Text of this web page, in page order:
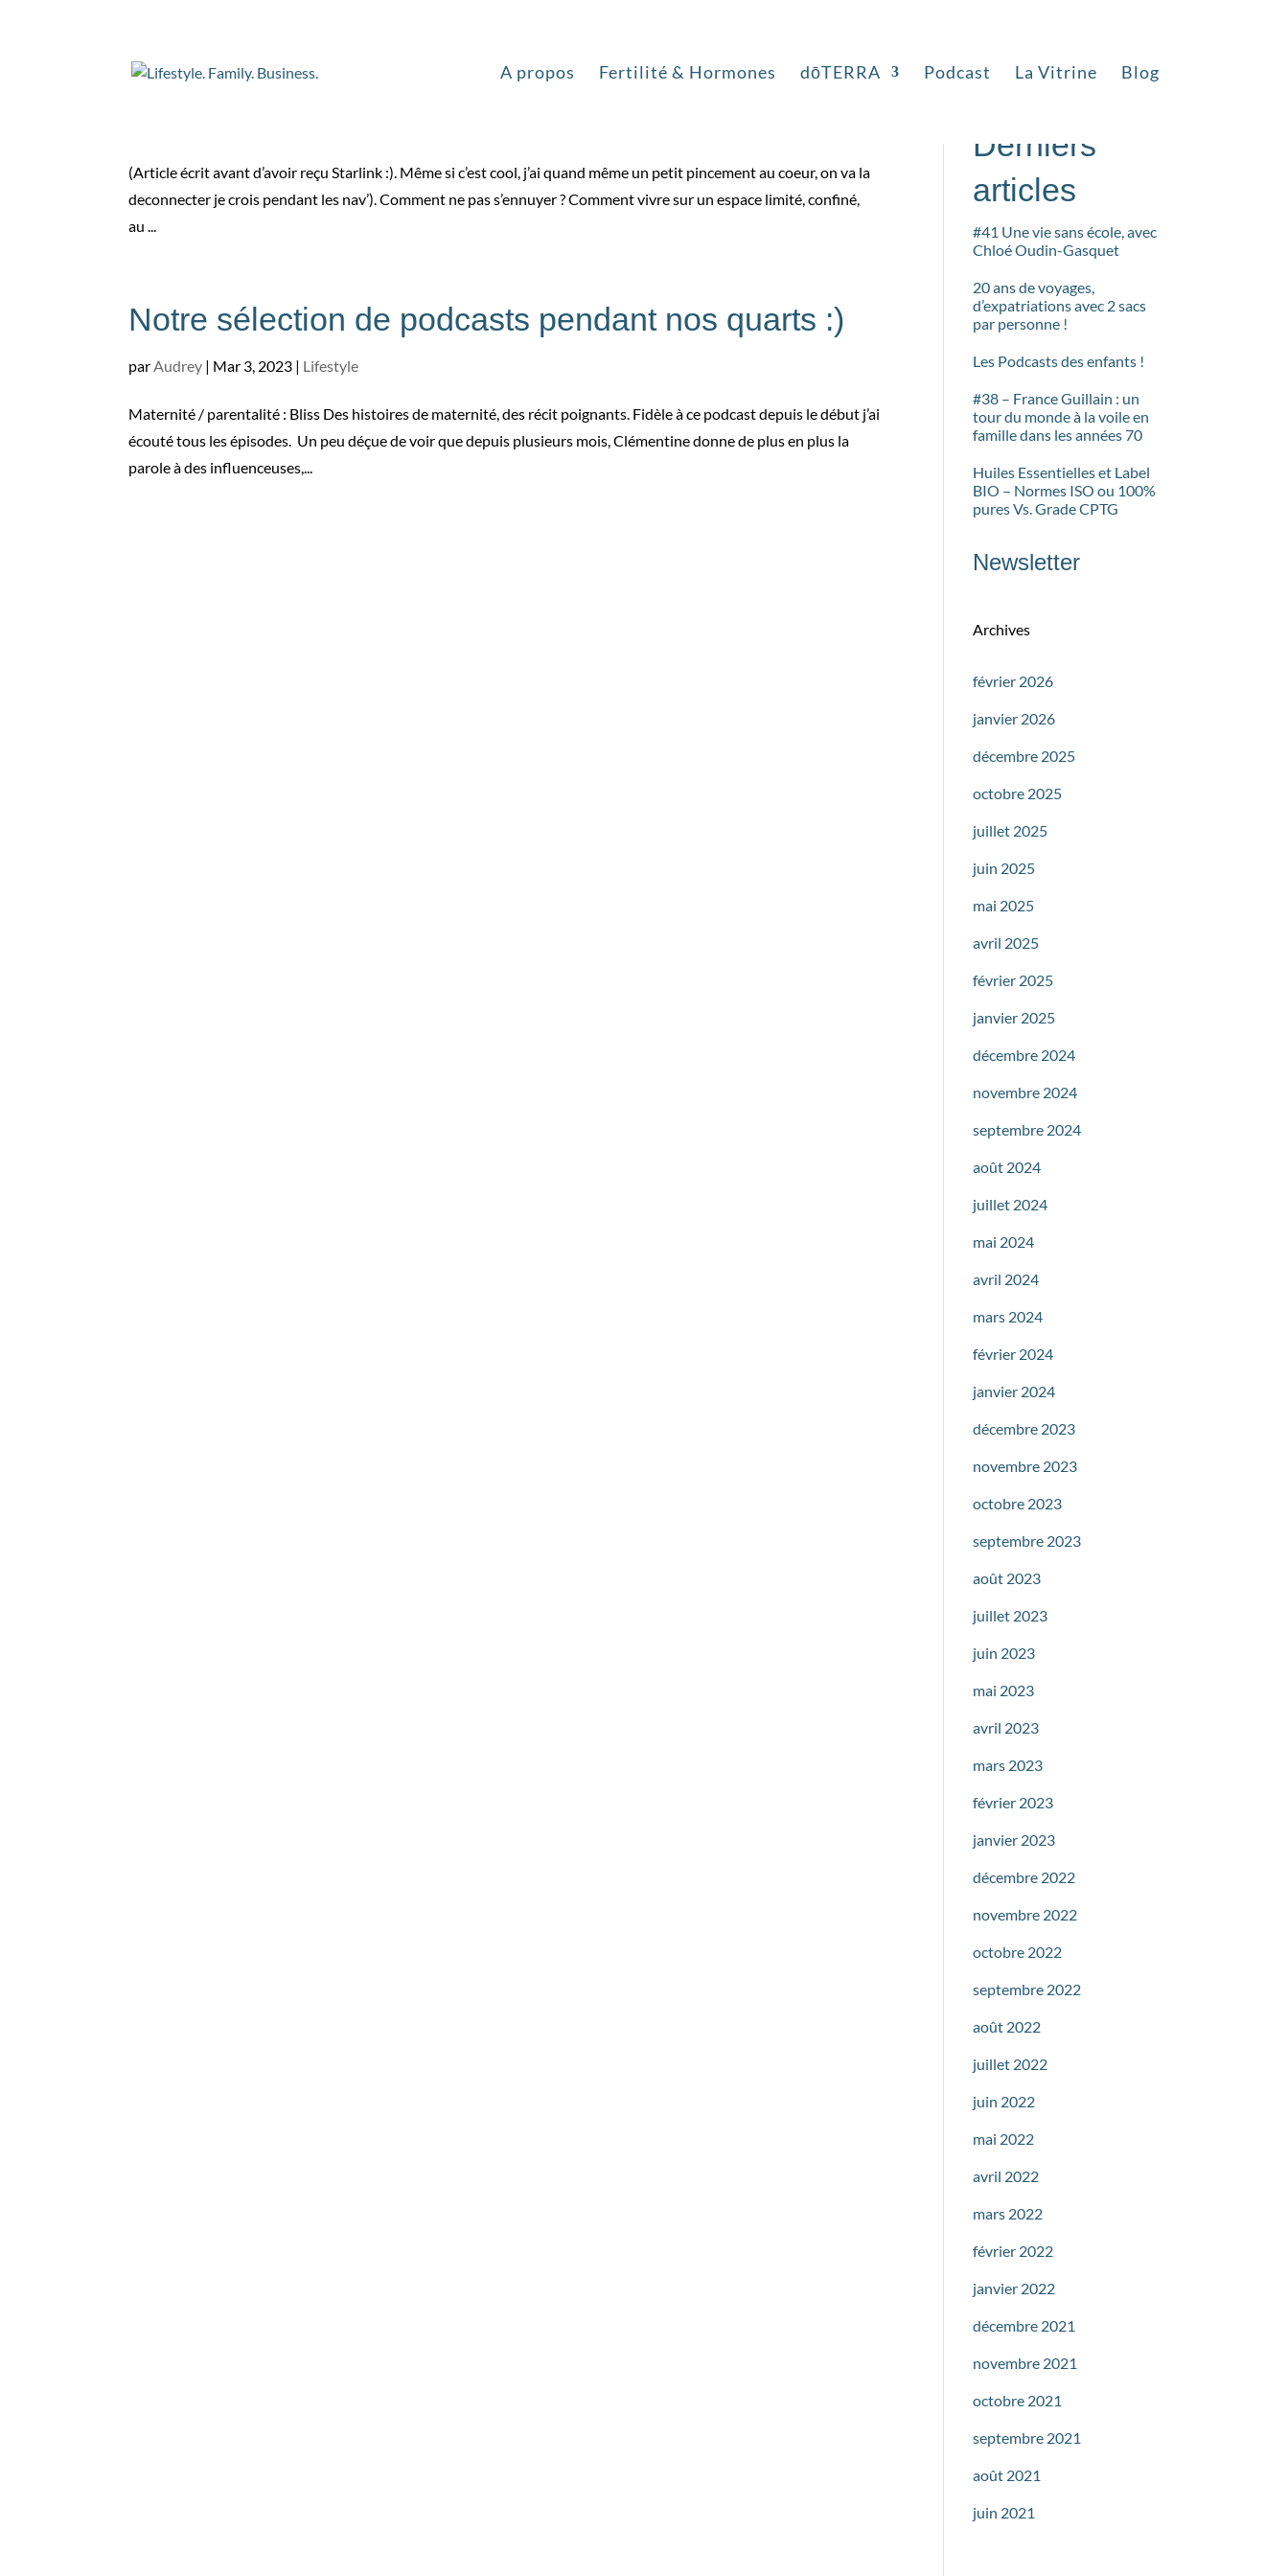
A propos Fertilité & Hormones dōTERRA Podcast La Vitrine Blog
Nos occupations en navigation
(Article écrit avant d’avoir reçu Starlink :). Même si c’est cool, j’ai quand même un petit pincement au coeur, on va la
deconnecter je crois pendant les nav’). Comment ne pas s’ennuyer ? Comment vivre sur un espace limité, confiné,
au ...
Notre sélection de podcasts pendant nos quarts :)
parAudrey | Mar 3, 2023 | Lifestyle
Maternité / parentalité : Bliss Des histoires de maternité, des récit poignants. Fidèle à ce podcast depuis le début j’ai
écouté tous les épisodes. Un peu déçue de voir que depuis plusieurs mois, Clémentine donne de plus en plus la
parole à des influenceuses,...
Rechercher
Derniers
articles
#41 Une vie sans école, avec
Chloé Oudin-Gasquet
20 ans de voyages,
d’expatriations avec 2 sacs
par personne !
Les Podcasts des enfants !
#38 – France Guillain : un
tour du monde à la voile en
famille dans les années 70
Huiles Essentielles et Label
BIO – Normes ISO ou 100%
pures Vs. Grade CPTG
Newsletter
Archives
février 2026
janvier 2026
décembre 2025
octobre 2025
juillet 2025
juin 2025
mai 2025
avril 2025
février 2025
janvier 2025
décembre 2024
novembre 2024
septembre 2024
août 2024
juillet 2024
mai 2024
avril 2024
mars 2024
février 2024
janvier 2024
décembre 2023
novembre 2023
octobre 2023
septembre 2023
août 2023
juillet 2023
juin 2023
mai 2023
avril 2023
mars 2023
février 2023
janvier 2023
décembre 2022
novembre 2022
octobre 2022
septembre 2022
août 2022
juillet 2022
juin 2022
mai 2022
avril 2022
mars 2022
février 2022
janvier 2022
décembre 2021
novembre 2021
octobre 2021
septembre 2021
août 2021
juin 2021